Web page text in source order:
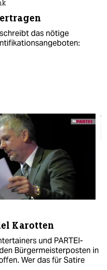
das nötige
Karotten
und PARTEI-
Bürgermeisterposten in
Wer das für Satire